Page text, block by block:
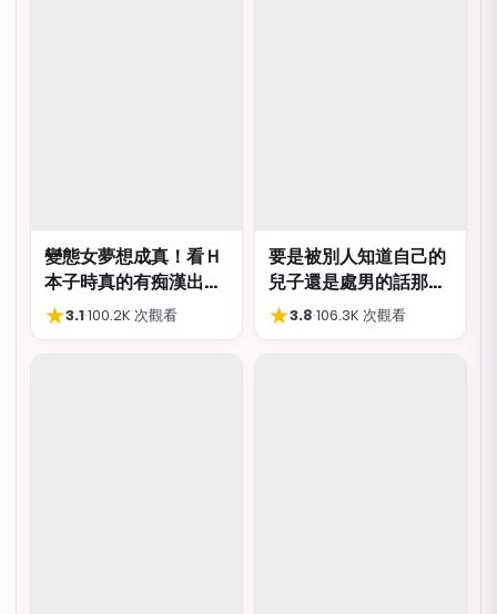
變態女夢想成真！看Ｈ
本子時真的有痴漢出現
玩弄自己
★3.1·100.2K 次觀看
要是被別人知道自己的
兒子還是處男的話那就
太丟臉了！
★3.8·106.3K 次觀看